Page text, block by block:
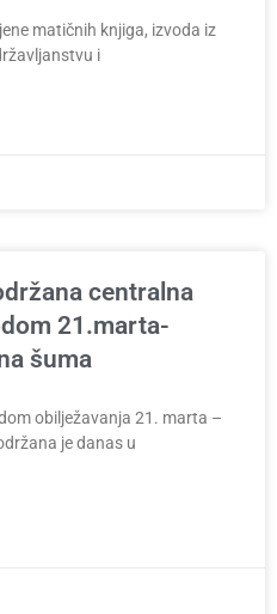
matičnih knjiga, izvoda iz
i
centralna
21.marta-
šuma
obilježavanja 21. marta –
je danas u